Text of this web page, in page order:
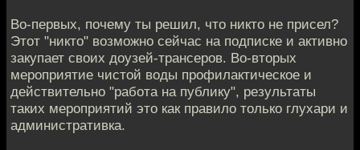
Во-первых, почему ты решил, что никто не присел?
Этот "никто" возможно сейчас на подписке и активно
закупает своих доузей-трансеров. Во-вторых
мероприятие чистой воды профилактическое и
действительно "работа на публику", результаты
таких мероприятий это как правило только глухари и
административка.